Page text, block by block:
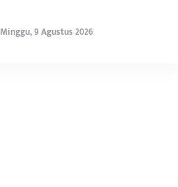
Minggu, 9 Agustus 2026